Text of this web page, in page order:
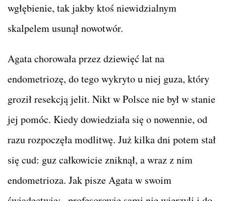
wgłębienie, tak jakby ktoś niewidzialnym
skalpelem usunął nowotwór.
Agata chorowała przez dziewięć lat na
endometriozę, do tego wykryto u niej guza, który
groził resekcją jelit. Nikt w Polsce nie był w stanie
jej pomóc. Kiedy dowiedziała się o nowennie, od
razu rozpoczęła modlitwę. Już kilka dni potem stał
się cud: guz całkowicie zniknął, a wraz z nim
endometrioza. Jak pisze Agata w swoim